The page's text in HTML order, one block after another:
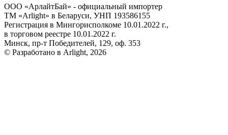
ООО «АрлайтБай» - официальный импортер
ТМ «Arlight» в Беларуси, УНП 193586155
Регистрация в Мингорисполкоме 10.01.2022 г.,
в торговом реестре 10.01.2022 г.
Минск, пр-т Победителей, 129, оф. 353
© Разработано в Arlight, 2026